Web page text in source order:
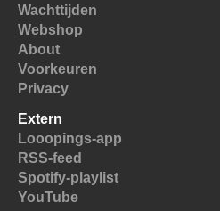
Wachttijden
Webshop
About
Voorkeuren
Privacy
Extern
Looopings-app
RSS-feed
Spotify-playlist
YouTube